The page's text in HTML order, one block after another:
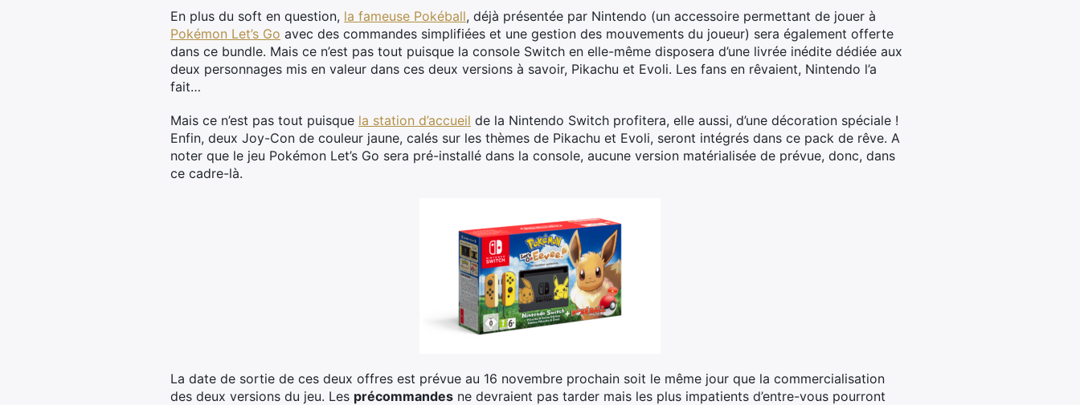
En plus du soft en question, la fameuse Pokéball, déjà présentée par Nintendo (un accessoire permettant de jouer à
Pokémon Let’s Go avec des commandes simplifiées et une gestion des mouvements du joueur) sera également offerte
dans ce bundle. Mais ce n’est pas tout puisque la console Switch en elle-même disposera d’une livrée inédite dédiée aux
deux personnages mis en valeur dans ces deux versions à savoir, Pikachu et Evoli. Les fans en rêvaient, Nintendo l’a
fait…
Mais ce n’est pas tout puisque la station d’accueil de la Nintendo Switch profitera, elle aussi, d’une décoration spéciale !
Enfin, deux Joy-Con de couleur jaune, calés sur les thèmes de Pikachu et Evoli, seront intégrés dans ce pack de rêve. A
noter que le jeu Pokémon Let’s Go sera pré-installé dans la console, aucune version matérialisée de prévue, donc, dans
ce cadre-là.
La date de sortie de ces deux offres est prévue au 16 novembre prochain soit le même jour que la commercialisation
des deux versions du jeu. Les précommandes ne devraient pas tarder mais les plus impatients d’entre-vous pourront